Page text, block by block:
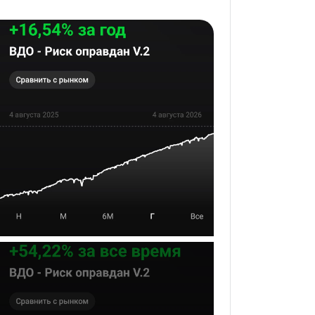
счета должен быть кратен так
баланса Мастер-счета
минимальный баланс составит 9